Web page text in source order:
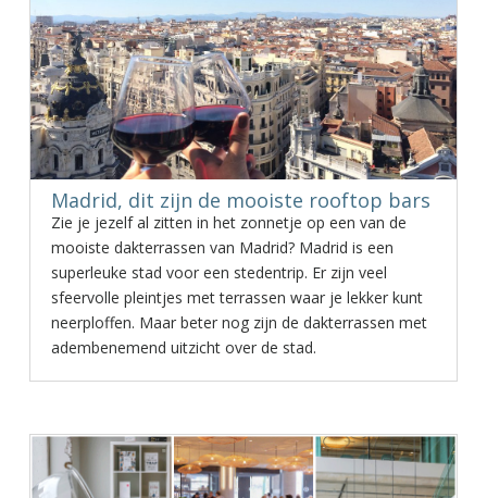
Madrid, dit zijn de mooiste rooftop bars
Zie je jezelf al zitten in het zonnetje op een van de
mooiste dakterrassen van Madrid? Madrid is een
superleuke stad voor een stedentrip. Er zijn veel
sfeervolle pleintjes met terrassen waar je lekker kunt
neerploffen. Maar beter nog zijn de dakterrassen met
adembenemend uitzicht over de stad.